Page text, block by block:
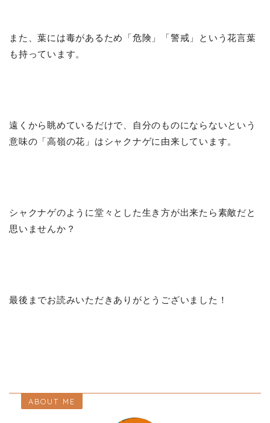
また、葉には毒があるため「危険」「警戒」という花言葉
も持っています。
遠くから眺めているだけで、自分のものにならないという
意味の「高嶺の花」はシャクナゲに由来しています。
シャクナゲのように堂々とした生き方が出来たら素敵だと
思いませんか？
最後までお読みいただきありがとうございました！
ABOUT ME